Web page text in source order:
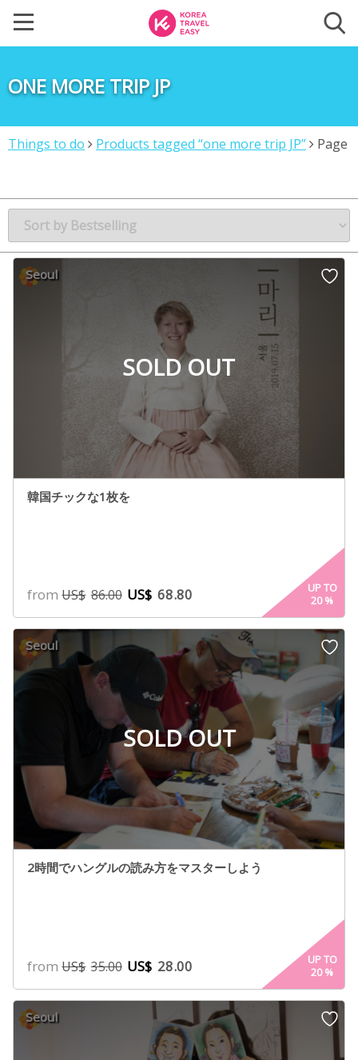
ONE MORE TRIP JP
Things to do Products tagged “one more trip JP”
Page
SOLD OUT
Seoul
韓国チックな1枚を
fromUS$ 86.00 US$ 68.80
UP TO
20%
SOLD OUT
Seoul
2時間でハングルの読み方をマスターしよう
fromUS$ 35.00 US$ 28.00
UP TO
20%
Seoul